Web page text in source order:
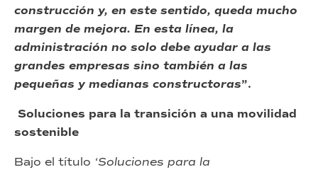
construcción y, en este sentido, queda mucho
margen de mejora. En esta línea, la
administración no solo debe ayudar a las
grandes empresas sino también a las
pequeñas y medianas constructoras”.
Soluciones para la transición a una movilidad
sostenible
Bajo el título ‘Soluciones para la